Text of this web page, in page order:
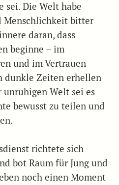
sei. Die Welt habe
Menschlichkeit bitter
daran, dass
beginne – im
und im Vertrauen
dunkle Zeiten erhellen
unruhigen Welt sei es
bewusst zu teilen und
richtete sich
bot Raum für Jung und
noch einen Moment